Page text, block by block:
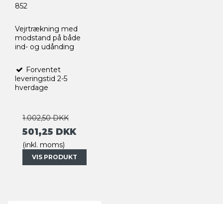
852
Vejrtrækning med
modstand på både
ind- og udånding
Forventet
leveringstid 2-5
hverdage
1.002,50 DKK
501,25 DKK
(inkl. moms)
VIS PRODUKT